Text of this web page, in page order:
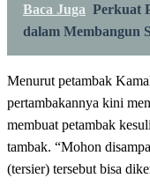
Baca Juga Perkuat
dalam Membangun
Menurut petambak
pertambakannya kini
membuat petambak
tambak. “Mohon
(tersier) tersebut bisa